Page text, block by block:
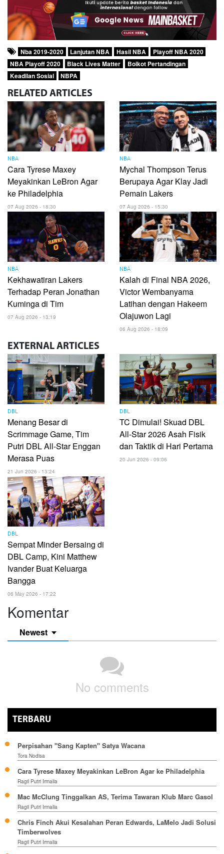
Nba 2019-2020 Lanjutan NBA Hasil NBA
Playoff NBA 2020
NBA Playoff 2020
Black Lives Matter
Boikot Pertandingan
Keadilan Sosial
NBPA
RELATED ARTICLES
NBA
Cara Tyrese Maxey
Meyakinkan LeBron Agar
ke Philadelphia
07 Aug 2026 - 18:30
NBA
Mychal Thompson Terus
Berupaya Agar Klay Jadi
Pemain Lakers
07 Aug 2026 - 15:30
NBA
Kekhawatiran Lakers
Terhadap Peran Jonathan
Kuminga di Tim
07 Aug 2026 - 13:19
NBA
Kalah di Final NBA 2026,
Victor Wembanyama
Latihan dengan Hakeem
Olajuwon Lagi
06 Aug 2026 - 18:09
EXTERNAL ARTICLES
DBL
Menang Besar di
Scrimmage Game, Tim
Putri DBL All-Star Enggan
Merasa Puas
21 Jun 2026 - 13:24
DBL
TC Dimulai! Skuad DBL
All-Star 2026 Asah Fisik
dan Taktik di Hari Pertama
20 Jun 2026 - 09:06
DBL
Sempat Minder Bersaing di
DBL Camp, Kini Matthew
Ivander Buat Keluarga
Bangga
06 May 2026 - 17:22
Komentar
Newest
No comments
TERBARU
Perpisahan "Sang Kapten" Satya Wacana
Tora Nodisa
Cara Tyrese Maxey Meyakinkan LeBron Agar ke Philadelphia
Ragil Putri Irmalia
Mac McClung Tinggalkan AS, Terima Tawaran Klub Marc Gasol
Ragil Putri Irmalia
Chris Finch Akui Kesalahan Peran Edwards, LaMelo Jadi Solusi
Timberwolves
Ragil Putri Irmalia